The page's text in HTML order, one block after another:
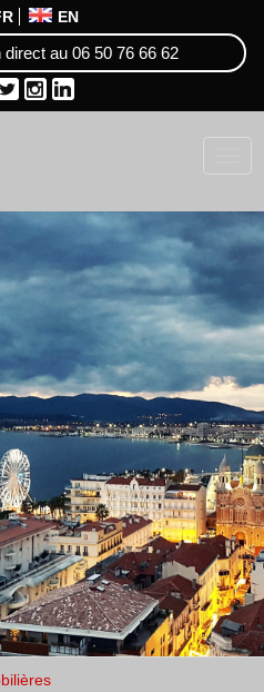
EN
direct au 06 50 76 66 62